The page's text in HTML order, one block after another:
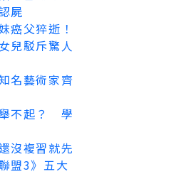
屍
癌父猝逝！
兒駁斥驚人
名藝術家齊
不起？ 學
沒複習就先
盟3》五大